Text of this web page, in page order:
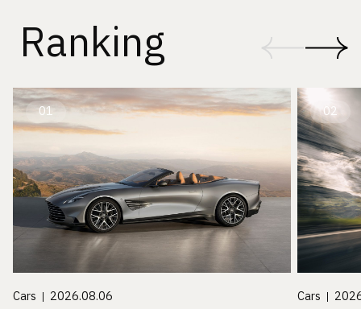
Ranking
01
Cars 2026.08.06
02
Cars